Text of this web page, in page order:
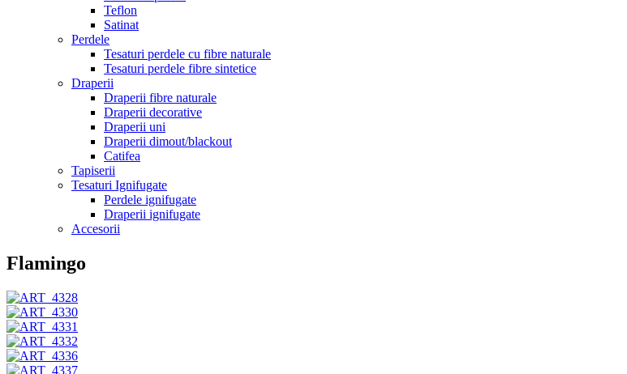
Teflon
Satinat
Perdele
Tesaturi perdele cu fibre naturale
Tesaturi perdele fibre sintetice
Draperii
Draperii fibre naturale
Draperii decorative
Draperii uni
Draperii dimout/blackout
Catifea
Tapiserii
Tesaturi Ignifugate
Perdele ignifugate
Draperii ignifugate
Accesorii
Flamingo